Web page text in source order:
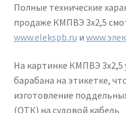
Полные технические
продаже КМПВЭ 3х2,5
www.elekspb.ru и
На картинке КМПВЭ 3х2,5
барабана на этикетке,
изготовление
(ОТК) на судовой кабель